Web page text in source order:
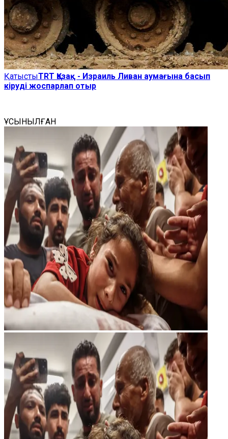
ҚатыстыTRT Қазақ - Израиль Ливан аумағына басып
кіруді жоспарлап отыр
ҰСЫНЫЛҒАН